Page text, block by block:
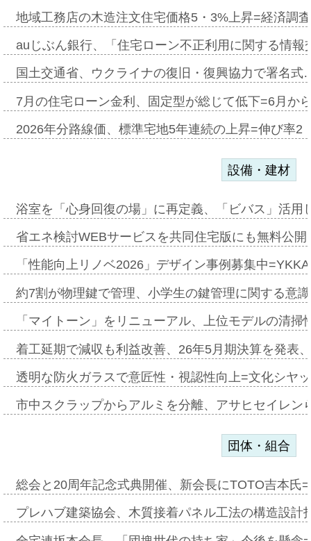
地域工務店の木造注文住宅価格5・3%上昇=経済調
auじぶん銀行、「住宅ローン不正利用に関する情
国土交通省、ウクライナの復旧・復興協力で署名
7月の住宅ローン金利、固定型が総じて低下=6月か
2026年分路線価、標準宅地5年連続の上昇=伸び率
設備・建材
浴室を「心身回復の場」に再定義、「ビバス」活
省エネ検討WEBサービスを共同住宅版にも無料公
「性能向上リノベ2026」デザイン事例募集中
約7割が物理鍵で管理、小学生の鍵管理に関する意
「マイトーン」をリニューアル、上位モデルの清
着工延期で減収も利益改善、26年5月期決算を発表
透明な防火ガラスで意匠性・視認性向上=文化シヤ
市中スクラップからアルミを分離、アサヒセイレ
団体・組合
総会と20周年記念式典開催、新会長にTOTO吉本氏
プレハブ建築協会、木質接着パネル工法の構造設